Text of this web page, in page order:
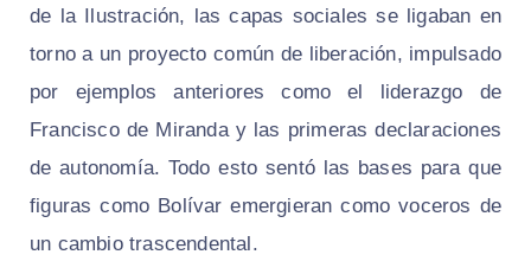
de la Ilustración, las capas sociales se ligaban en
torno a un proyecto común de liberación, impulsado
por ejemplos anteriores como el liderazgo de
Francisco de Miranda y las primeras declaraciones
de autonomía. Todo esto sentó las bases para que
figuras como Bolívar emergieran como voceros de
un cambio trascendental.